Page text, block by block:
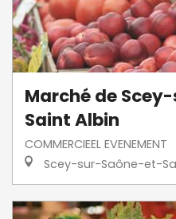
Marché de
Saint Albin
COMMERCIEEL EVENEMENT
Scey-sur-Saône-et-